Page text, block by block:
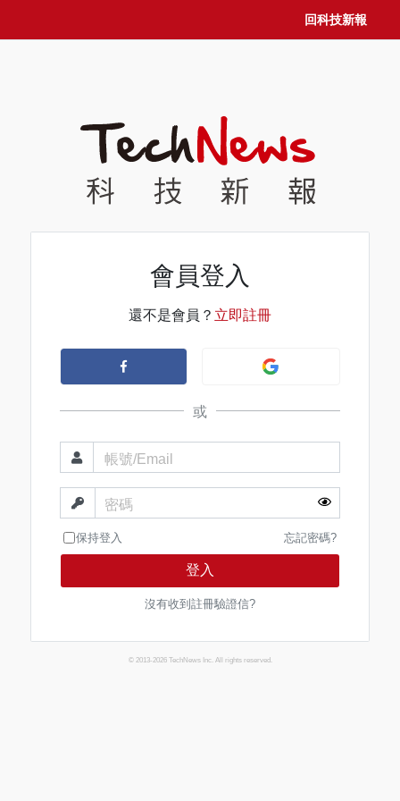
回科技新報
會員登入
還不是會員？ 立即註冊
或
帳號/Email
密碼
保持登入 忘記密碼?
登入
沒有收到註冊驗證信?
© 2013-2026 TechNews Inc. All rights reserved.